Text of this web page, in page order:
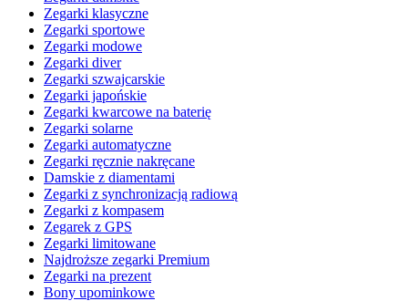
Zegarki klasyczne
Zegarki sportowe
Zegarki modowe
Zegarki diver
Zegarki szwajcarskie
Zegarki japońskie
Zegarki kwarcowe na baterię
Zegarki solarne
Zegarki automatyczne
Zegarki ręcznie nakręcane
Damskie z diamentami
Zegarki z synchronizacją radiową
Zegarki z kompasem
Zegarek z GPS
Zegarki limitowane
Najdroższe zegarki Premium
Zegarki na prezent
Bony upominkowe